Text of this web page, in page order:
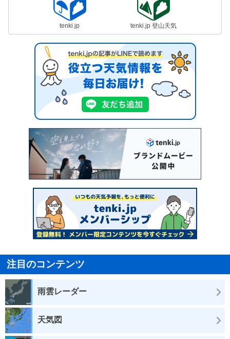
tenki.jp tenki.jp 登山天気
注目のコンテンツ
雨雲レーダー
天気図